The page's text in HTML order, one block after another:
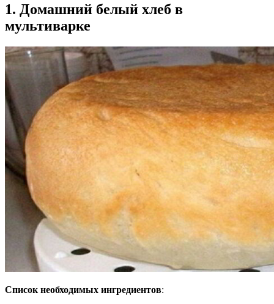
1. Домашний белый хлеб в
мультиварке
Список необходимых ингредиентов: